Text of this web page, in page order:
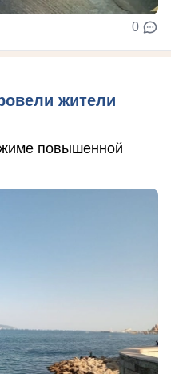
0
жители
повышенной